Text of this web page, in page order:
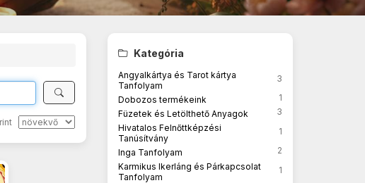
Kategória
Angyalkártya és Tarot kártya
Tanfolyam
3
Dobozos termékeink
1
Füzetek és Letölthető Anyagok
3
Hivatalos Felnőttképzési
Tanúsítvány
1
Inga Tanfolyam
2
Karmikus Ikerláng és Párkapcsolat
Tanfolyam
1